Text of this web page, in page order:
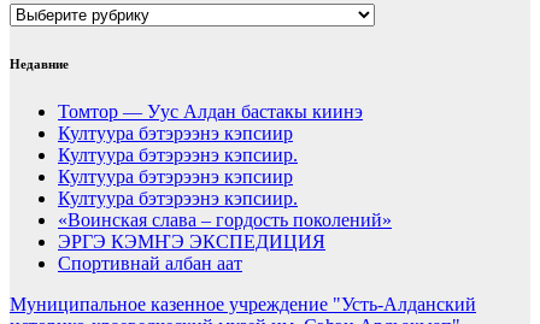
Рубрики
Недавние
Томтор — Уус Алдан бастакы киинэ
Култуура бэтэрээнэ кэпсиир
Култуура бэтэрээнэ кэпсиир.
Култуура бэтэрээнэ кэпсиир
Култуура бэтэрээнэ кэпсиир.
«Воинская слава – гордость поколений»
ЭРГЭ КЭМҤЭ ЭКСПЕДИЦИЯ
Спортивнай албан аат
Муниципальное казенное учреждение "Усть-Алданский